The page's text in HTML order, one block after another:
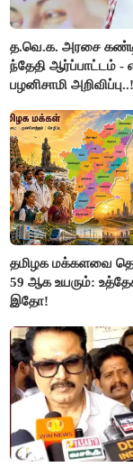
த.வெ.க. அரசை
ந்தேதி ஆர்ப்பாட்டம் -
பழனிசாமி
தமிழக மக்களவை
59 ஆக உயரும்:
இதோ!